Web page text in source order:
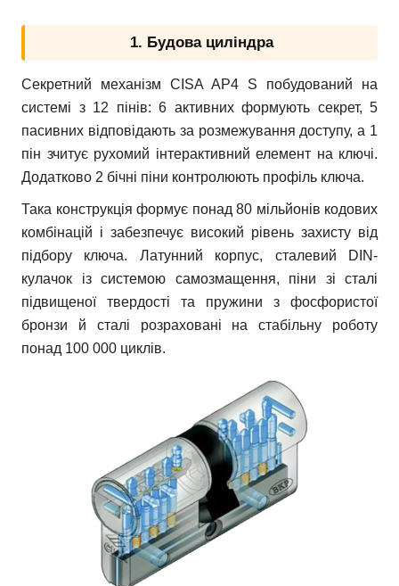
1. Будова циліндра
Секретний механізм CISA AP4 S побудований на
системі з 12 пінів: 6 активних формують секрет, 5
пасивних відповідають за розмежування доступу, а 1
пін зчитує рухомий інтерактивний елемент на ключі.
Додатково 2 бічні піни контролюють профіль ключа.
Така конструкція формує понад 80 мільйонів кодових
комбінацій і забезпечує високий рівень захисту від
підбору ключа. Латунний корпус, сталевий DIN-
кулачок із системою самозмащення, піни зі сталі
підвищеної твердості та пружини з фосфористої
бронзи й сталі розраховані на стабільну роботу
понад 100 000 циклів.